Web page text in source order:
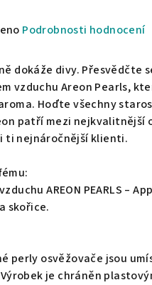
Podrobnosti hodnocení
dokáže divy. Přesvědčte
vzduchu Areon Pearls,
Hoďte všechny
patří mezi nejkvalitnější
ti nejnáročnější klienti.
AREON PEARLS –
skořice.
perly osvěžovače jsou
je chráněn